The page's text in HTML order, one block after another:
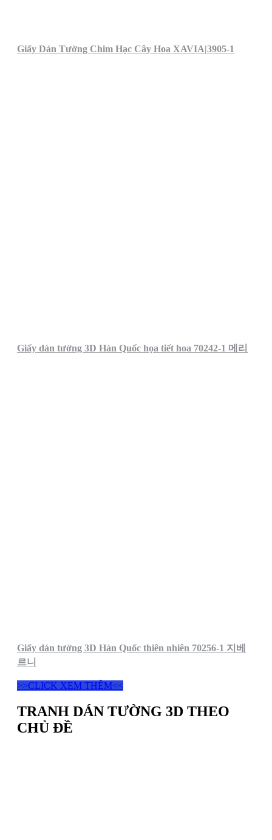
Giấy Dán Tường Chim Hạc Cây Hoa XAVIA|3905-1
Giấy dán tường 3D Hàn Quốc họa tiết hoa 70242-1 메리
Giấy dán tường 3D Hàn Quốc thiên nhiên 70256-1 지베
르니
>>CLICK XEM THÊM<<
TRANH DÁN TƯỜNG 3D THEO
CHỦ ĐỀ